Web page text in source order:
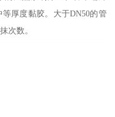
厚度黏胶。大于DN50的管
次数。